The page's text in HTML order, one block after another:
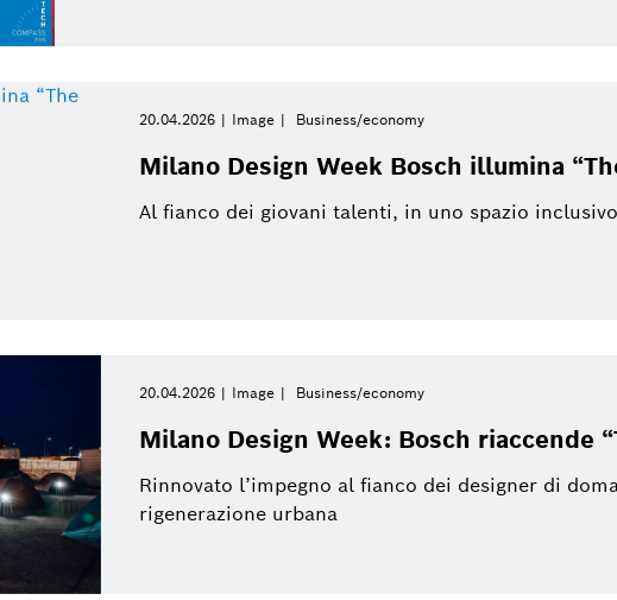
20.04.2026 Image Business/economy
Milano Design Week Bosch illumina
Al fianco dei giovani talenti, in uno spazio
20.04.2026 Image Business/economy
Milano Design Week: Bosch riaccende
Rinnovato l’impegno al fianco dei designer di
rigenerazione urbana